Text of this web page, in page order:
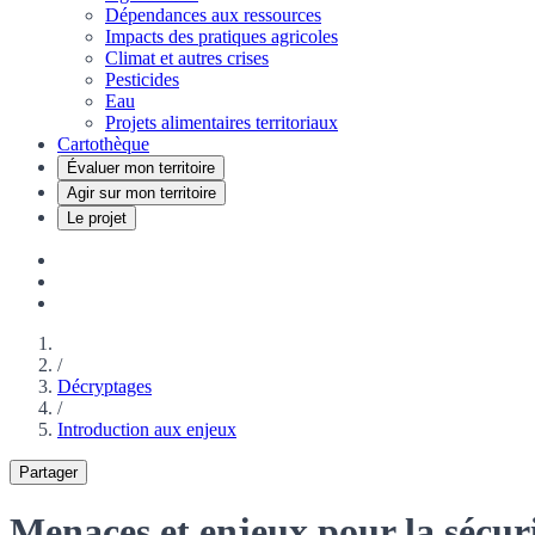
Dépendances aux ressources
Impacts des pratiques agricoles
Climat et autres crises
Pesticides
Eau
Projets alimentaires territoriaux
Cartothèque
Évaluer mon territoire
Agir sur mon territoire
Le projet
/
Décryptages
/
Introduction aux enjeux
Partager